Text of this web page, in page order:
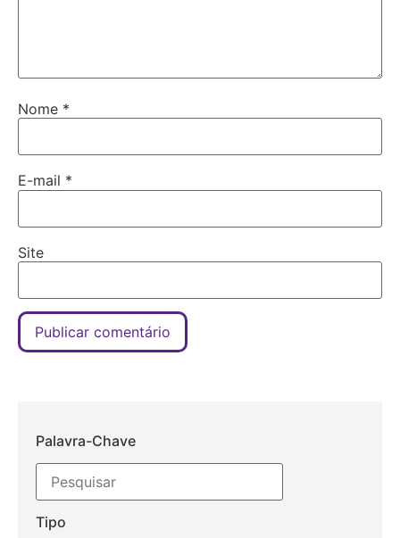
Nome *
E-mail *
Site
Palavra-Chave
Tipo